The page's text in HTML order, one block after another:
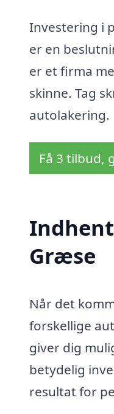
Investering i
er en
er et firma
skinne. Tag
autolakering.
Få 3 tilbud,
Græse
Når det
forskellige
giver dig
betydelig
resultat for